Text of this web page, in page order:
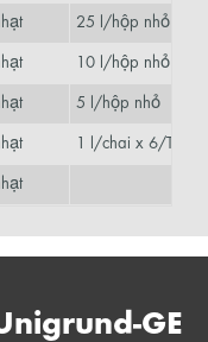
25 l/hộp nhỏ
10 l/hộp nhỏ
5 l/hộp nhỏ
1 l/chai x 6/Thùng
GE